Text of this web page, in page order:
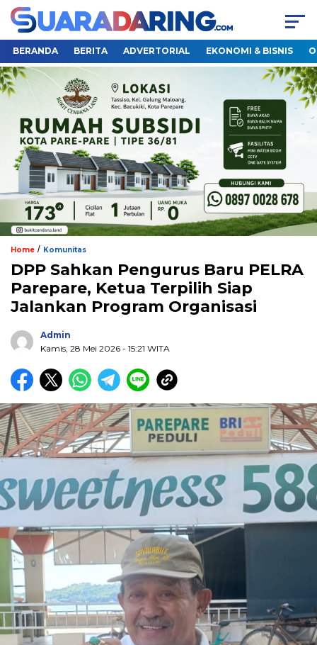
BERANDA BERITA ADVERTORIAL EKONOMI & BISNIS
Home / Komunitas
DPP Sahkan Pengurus Baru PELRA
Parepare, Ketua Terpilih Siap
Jalankan Program Organisasi
Admin
Kamis, 28 Mei 2026 - 15:21 WITA